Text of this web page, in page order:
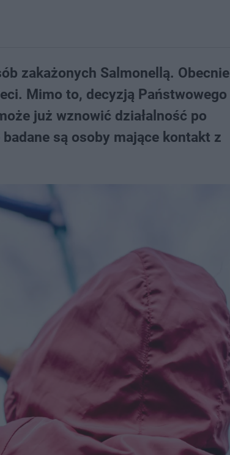
zakażonych Salmonellą. Obecnie
Mimo to, decyzją Państwowego
już wznowić działalność po
są osoby mające kontakt z